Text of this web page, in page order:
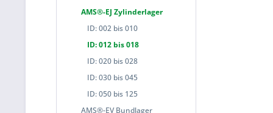
AMS®-EJ Zylinderlager
ID: 002 bis 010
ID: 012 bis 018
ID: 020 bis 028
ID: 030 bis 045
ID: 050 bis 125
AMS®-EV Bundlager